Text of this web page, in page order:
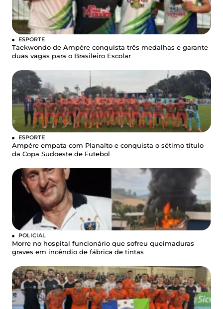
ESPORTE
Taekwondo de Ampére conquista três medalhas e garante
duas vagas para o Brasileiro Escolar
ESPORTE
Ampére empata com Planalto e conquista o sétimo título
da Copa Sudoeste de Futebol
POLICIAL
Morre no hospital funcionário que sofreu queimaduras
graves em incêndio de fábrica de tintas